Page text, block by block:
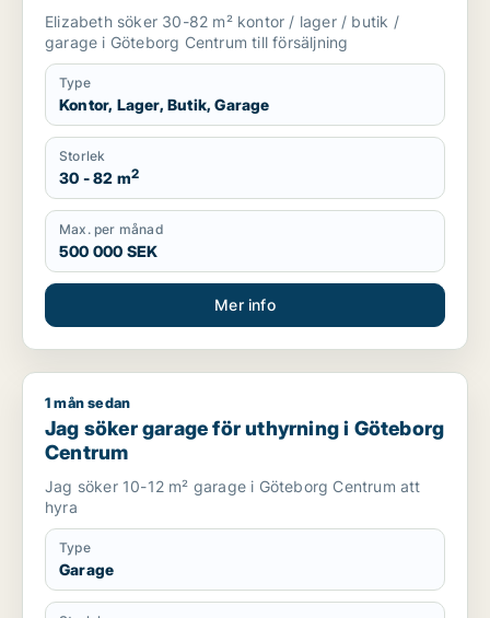
Elizabeth söker 30-82 m² kontor / lager / butik /
garage i Göteborg Centrum till försäljning
Type
Kontor, Lager, Butik, Garage
Storlek
30 - 82 m2
Max. per månad
500 000 SEK
Mer info
Jag söker garage för uthyrning i Göteborg Centrum
1 mån sedan
Jag söker garage för uthyrning i Göteborg
Centrum
Jag söker 10-12 m² garage i Göteborg Centrum att
hyra
Type
Garage